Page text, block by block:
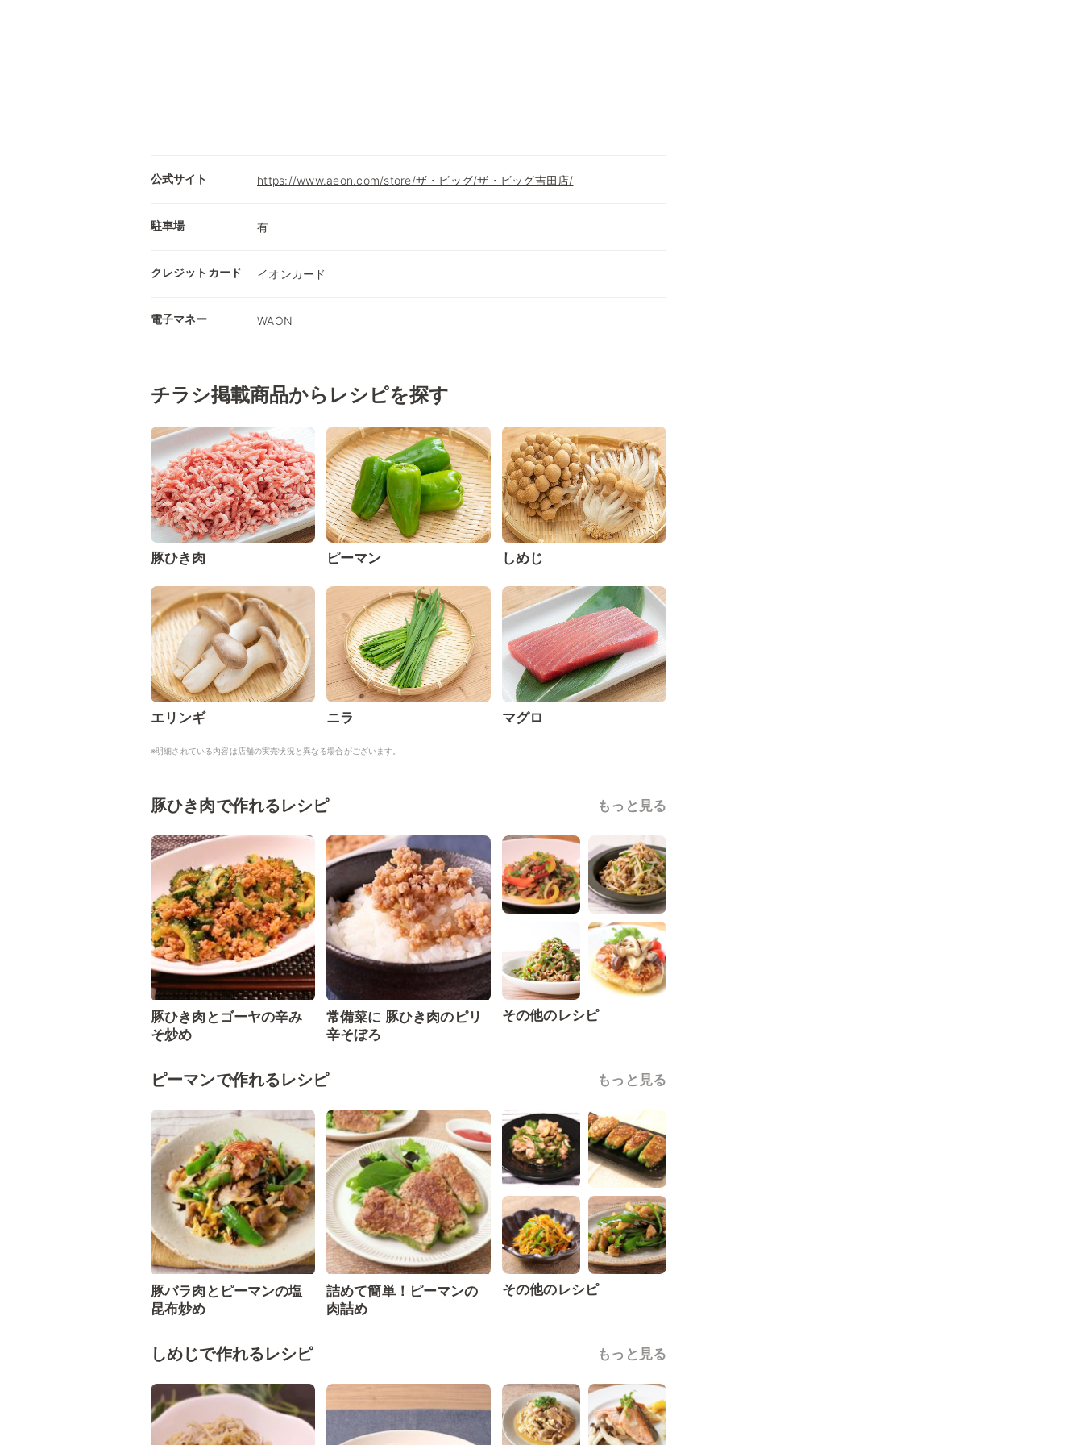
公式サイト https://www.aeon.com/store/ザ・ビッグ/ザ・ビッグ吉田店/
駐車場 有
クレジットカード イオンカード
電子マネー WAON
チラシ掲載商品からレシピを探す
豚ひき肉 ピーマン しめじ
エリンギ ニラ マグロ
※明細されている内容は店舗の実売状況と異なる場合がございます。
豚ひき肉で作れるレシピ もっと見る
豚ひき肉とゴーヤの辛み
そ炒め
常備菜に 豚ひき肉のピリ
辛そぼろ
その他のレシピ
ピーマンで作れるレシピ もっと見る
豚バラ肉とピーマンの塩
昆布炒め
詰めて簡単！ピーマンの
肉詰め
その他のレシピ
しめじで作れるレシピ もっと見る